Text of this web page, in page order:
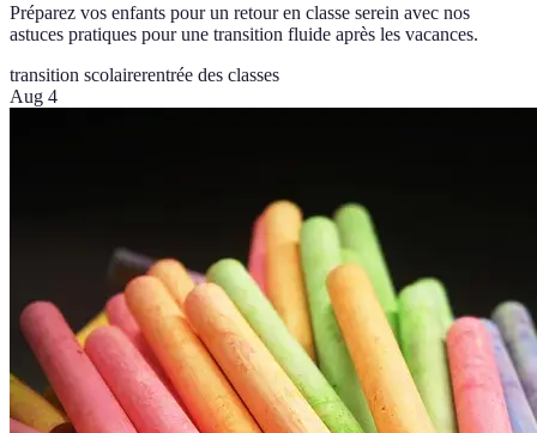
Préparez vos enfants pour un retour en classe serein avec nos
astuces pratiques pour une transition fluide après les vacances.
transition scolairerentrée des classes
Aug 4